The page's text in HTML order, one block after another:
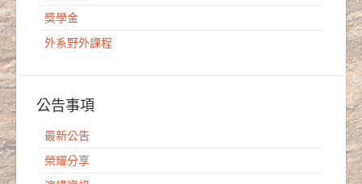
獎學金
外系野外課程
公告事項
最新公告
榮耀分享